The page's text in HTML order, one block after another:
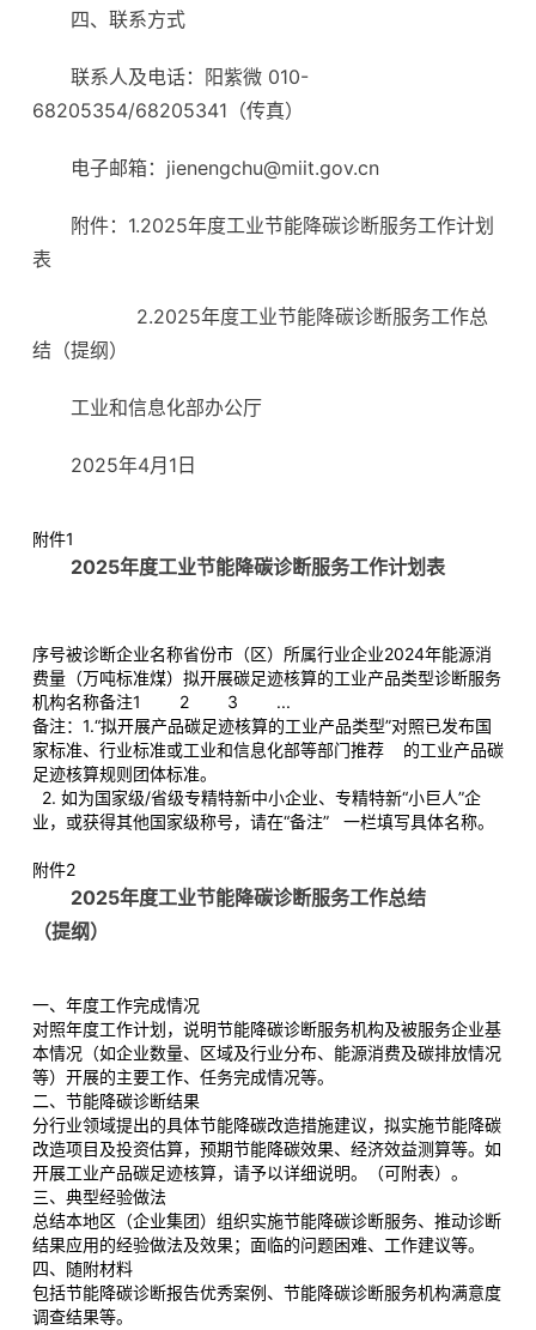
四、联系方式
联系人及电话：阳紫微 010-
68205354/68205341（传真）
电子邮箱：jienengchu@miit.gov.cn
附件：1.2025年度工业节能降碳诊断服务工作计划
表
2.2025年度工业节能降碳诊断服务工作总
结（提纲）
工业和信息化部办公厅
2025年4月1日
附件1
2025年度工业节能降碳诊断服务工作计划表
序号被诊断企业名称省份市（区）所属行业企业2024年能源消
费量（万吨标准煤）拟开展碳足迹核算的工业产品类型诊断服务
机构名称备注1 2 3 ...
备注：1.“拟开展产品碳足迹核算的工业产品类型”对照已发布国
家标准、行业标准或工业和信息化部等部门推荐 的工业产品碳
足迹核算规则团体标准。
2. 如为国家级/省级专精特新中小企业、专精特新“小巨人”企
业，或获得其他国家级称号，请在“备注” 一栏填写具体名称。
附件2
2025年度工业节能降碳诊断服务工作总结
（提纲）
一、年度工作完成情况
对照年度工作计划，说明节能降碳诊断服务机构及被服务企业基
本情况（如企业数量、区域及行业分布、能源消费及碳排放情况
等）开展的主要工作、任务完成情况等。
二、节能降碳诊断结果
分行业领域提出的具体节能降碳改造措施建议，拟实施节能降碳
改造项目及投资估算，预期节能降碳效果、经济效益测算等。如
开展工业产品碳足迹核算，请予以详细说明。（可附表）。
三、典型经验做法
总结本地区（企业集团）组织实施节能降碳诊断服务、推动诊断
结果应用的经验做法及效果；面临的问题困难、工作建议等。
四、随附材料
包括节能降碳诊断报告优秀案例、节能降碳诊断服务机构满意度
调查结果等。